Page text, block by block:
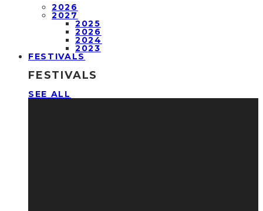
2026
2027
2025
2026
2024
2023
FESTIVALS
FESTIVALS
SEE ALL